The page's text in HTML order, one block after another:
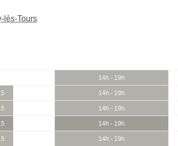
lès-Tours
14h - 19h
14h - 19h
14h - 19h
14h - 19h
14h - 19h